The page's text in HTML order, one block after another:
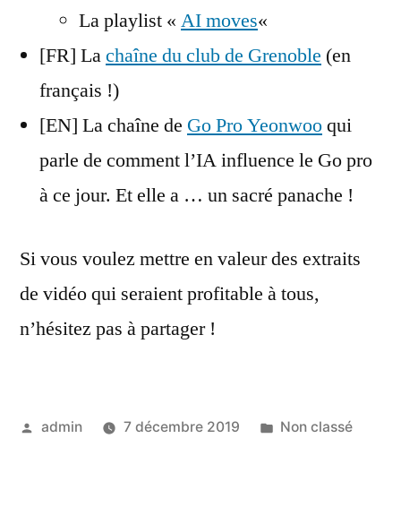
La playlist « AI moves«
[FR] Lachaîne du club de Grenoble (en
français !)
[EN] La chaîne de Go Pro Yeonwooqui
parle de comment l’IA influence le Go pro
à ce jour. Et elle a … un sacré panache !
Si vous voulez mettre en valeur des extraits
de vidéo qui seraient profitable à tous,
n’hésitez pas à partager !
Posted
admin 7 décembre 2019
Posted
Non classé